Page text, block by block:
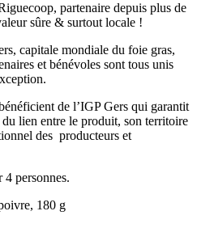
partenaire depuis plus de
sûre & surtout locale !
capitale mondiale du foie gras,
et bénévoles sont tous unis
de l’IGP Gers qui garantit
lien entre le produit, son territoire
des producteurs et
4 personnes.
180 g